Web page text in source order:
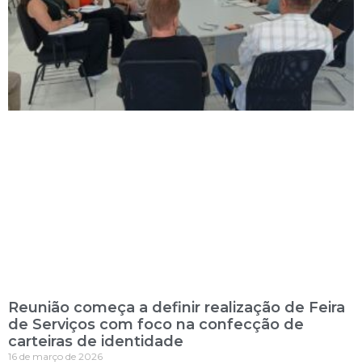
Reunião começa a definir realização de Feira
de Serviços com foco na confecção de
carteiras de identidade
16 de março de 2026